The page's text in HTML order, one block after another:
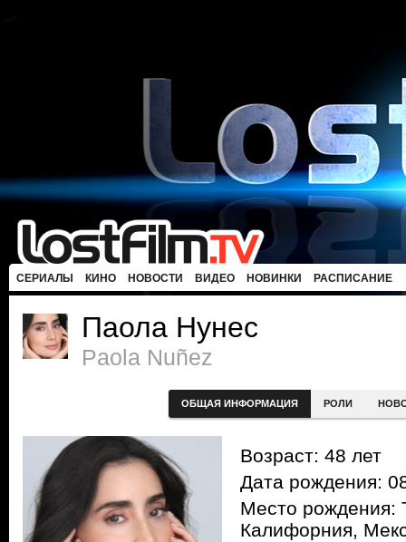
СЕРИАЛЫ КИНО НОВОСТИ ВИДЕО НОВИНКИ РАСПИСАНИЕ
Паола Нунес
Paola Nuñez
ОБЩАЯ ИНФОРМАЦИЯ РОЛИ
Возраст: 48 лет
Дата рождения:
Место рождения:
Калифорния,